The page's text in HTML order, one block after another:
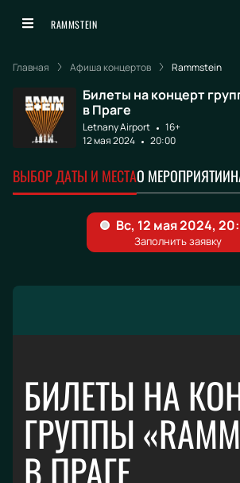
RAMMSTEIN
Главная Афиша концертов Rammstein
Билеты на концерт
в Праге
Letnany Airport
16+
12 мая 2024
20:00
ВЫБОР ДАТЫ И МЕСТАО МЕРОПРИЯТИИ
БИЛЕТЫ НА
ГРУППЫ
В ПРАГЕ